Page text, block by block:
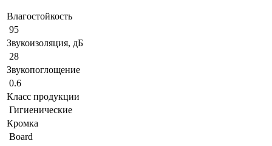
Влагостойкость
95
Звукоизоляция, дБ
28
Звукопоглощение
0.6
Класс продукции
Гигиенические
Кромка
Board